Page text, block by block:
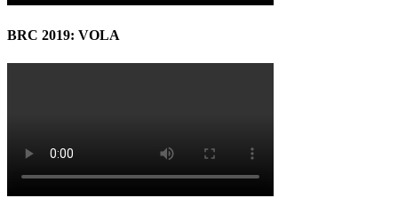
BRC 2019: VOLA